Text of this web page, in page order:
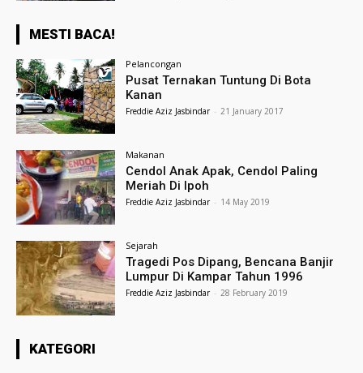
MESTI BACA!
Pelancongan
Pusat Ternakan Tuntung Di Bota
Kanan
Freddie Aziz Jasbindar - 21 January 2017
Makanan
Cendol Anak Apak, Cendol Paling
Meriah Di Ipoh
Freddie Aziz Jasbindar - 14 May 2019
Sejarah
Tragedi Pos Dipang, Bencana Banjir
Lumpur Di Kampar Tahun 1996
Freddie Aziz Jasbindar - 28 February 2019
KATEGORI